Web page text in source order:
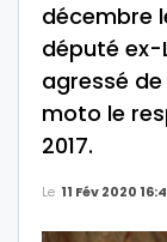
décembre
député ex-
agressé
moto le
2017.
Le 11 Fév 2020